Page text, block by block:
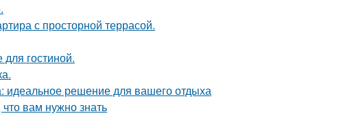
с просторной террасой.
гостиной.
идеальное решение для вашего отдыха
вам нужно знать